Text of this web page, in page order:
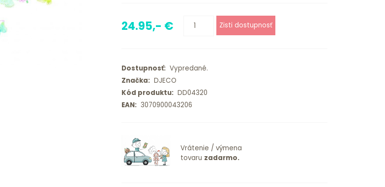
24.95,- €
Dostupnosť:Vypredané.
Značka:DJECO
Kód produktu:DD04320
EAN:3070900043206
Vrátenie / výmena
tovaru zadarmo.